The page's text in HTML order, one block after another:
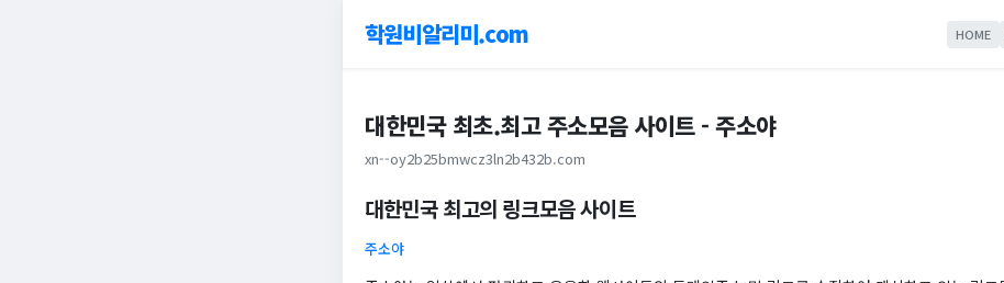
학원비알리미.com HOME
대한민국 최초.최고 주소모음 사이트 - 주소야
xn--oy2b25bmwcz3ln2b432b.com
대한민국 최고의 링크모음 사이트
주소야